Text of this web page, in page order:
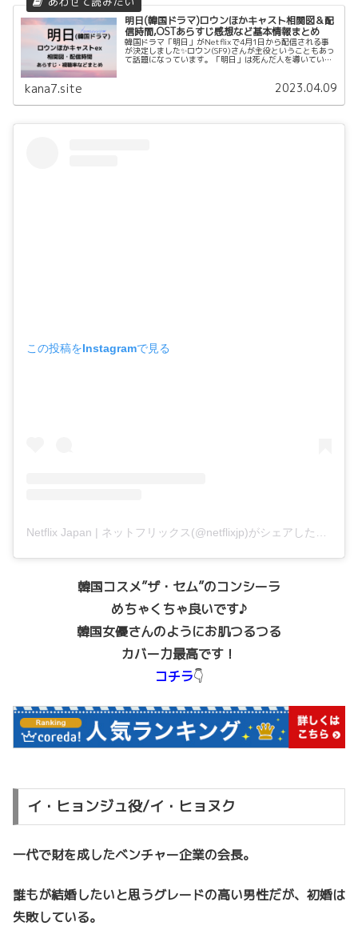
明日(韓国ドラマ)ロウンほかキャスト相関図＆配
信時間,OSTあらすじ感想など基本情報まとめ
韓国ドラマ「明日」がNetflixで4月1日から配信される事
が決定しました✨ロウン(SF9)さんが主役ということもあっ
て話題になっています。「明日」は死んだ人を導いていた
「明日」のキャスト相関図、配信日や配信時間、あらすじ
kana7.site 2023.04.09
この投稿をInstagramで見る
韓国コスメ”ザ・セム”のコンシーラ
めちゃくちゃ良いです♪
韓国女優さんのようにお肌つるつる
カバー力最高です！
コチラ👇
イ・ヒョンジュ役/イ・ヒョヌク
一代で財を成したベンチャー企業の会長。
誰もが結婚したいと思うグレードの高い男性だが、初婚は
失敗している。